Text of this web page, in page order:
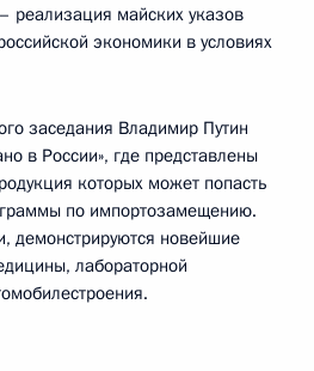
майских указов
экономики в условиях
заседания Владимир Путин
в России», где представлены
которых может попасть
по импортозамещению.
демонстрируются новейшие
лабораторной